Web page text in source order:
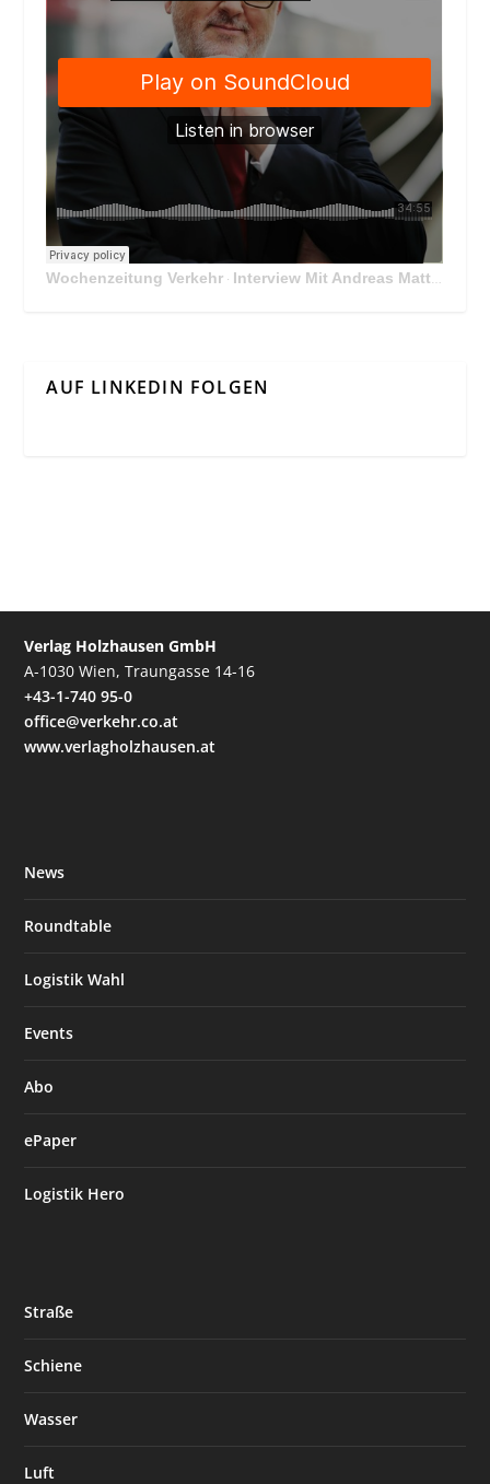
Wochenzeitung Verkehr · Interview Mit Andreas Matthä, CEO der ÖBB Holding
AUF LINKEDIN FOLGEN
Verlag Holzhausen GmbH
A-1030 Wien, Traungasse 14-16
+43-1-740 95-0
office@verkehr.co.at
www.verlagholzhausen.at
News
Roundtable
Logistik Wahl
Events
Abo
ePaper
Logistik Hero
Straße
Schiene
Wasser
Luft